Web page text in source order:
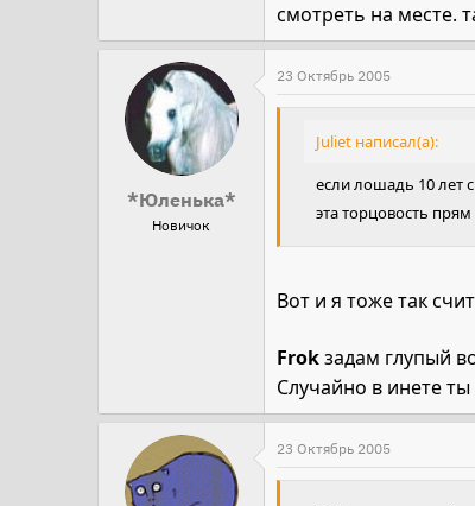
смотреть на месте.
*Юленька*
Новичок
23 Октябрь 2005
Juliet написал(а):
если лошадь 10 лет
эта торцовость
Вот и я тоже так
Frokзадам глупый
Случайно в инете
23 Октябрь 2005